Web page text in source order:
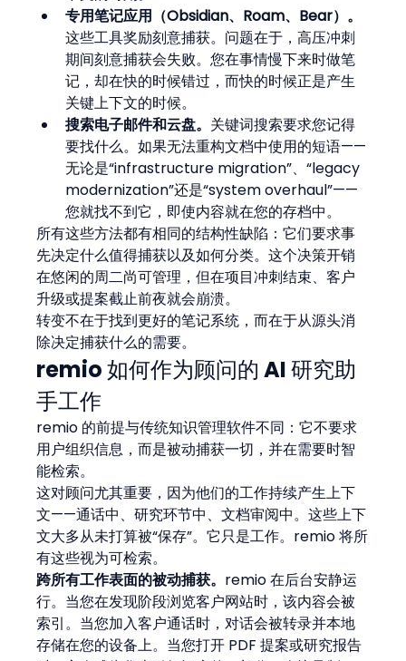
专用笔记应用（Obsidian、Roam、Bear）。
这些工具奖励刻意捕获。问题在于，高压冲刺
期间刻意捕获会失败。您在事情慢下来时做笔
记，却在快的时候错过，而快的时候正是产生
关键上下文的时候。
搜索电子邮件和云盘。 关键词搜索要求您记得
要找什么。如果无法重构文档中使用的短语——
无论是“infrastructure migration”、“legacy
modernization”还是“system overhaul”——
您就找不到它，即使内容就在您的存档中。
所有这些方法都有相同的结构性缺陷：它们要求事
先决定什么值得捕获以及如何分类。这个决策开销
在悠闲的周二尚可管理，但在项目冲刺结束、客户
升级或提案截止前夜就会崩溃。
转变不在于找到更好的笔记系统，而在于从源头消
除决定捕获什么的需要。
remio 如何作为顾问的 AI 研究助
手工作
remio 的前提与传统知识管理软件不同：它不要求
用户组织信息，而是被动捕获一切，并在需要时智
能检索。
这对顾问尤其重要，因为他们的工作持续产生上下
文——通话中、研究环节中、文档审阅中。这些上下
文大多从未打算被“保存”。它只是工作。remio 将所
有这些视为可检索。
跨所有工作表面的被动捕获。 remio 在后台安静运
行。当您在发现阶段浏览客户网站时，该内容会被
索引。当您加入客户通话时，对话会被转录并本地
存储在您的设备上。当您打开 PDF 提案或研究报告